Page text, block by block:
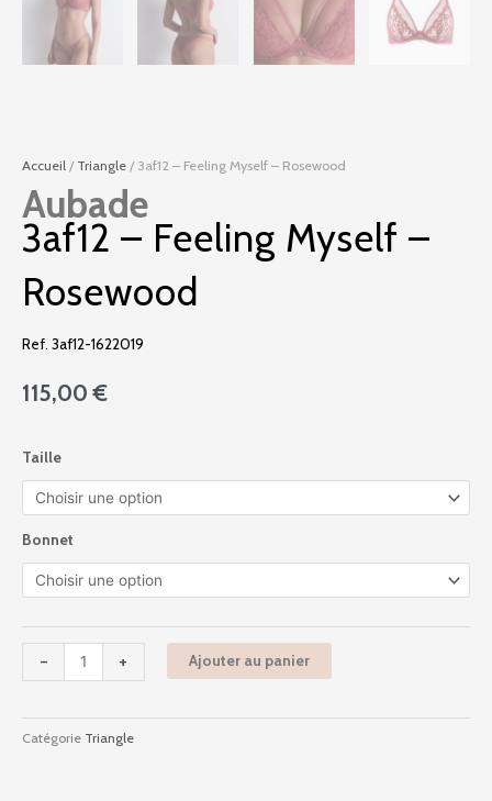
Accueil / Triangle / 3af12 – Feeling Myself – Rosewood
Aubade
3af12 – Feeling Myself –
Rosewood
Ref. 3af12-1622019
115,00€
Taille
Bonnet
-
de
3af12
-
Feeling
Myself
+ Ajouter au panier
Catégorie Triangle